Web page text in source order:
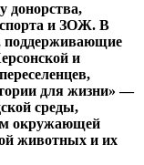
донорства,
спорта и ЗОЖ. В
и
для жизни» —
среды,
окружающей
животных и их